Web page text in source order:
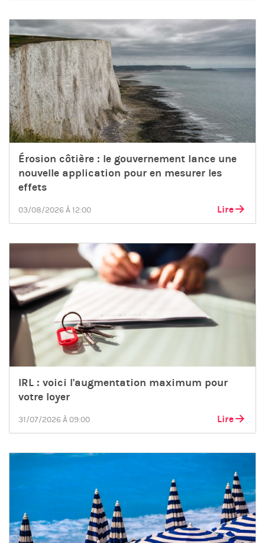
Érosion côtière : le gouvernement lance une
nouvelle application pour en mesurer les
effets
03/08/2026 À 12:00 Lire
IRL : voici l'augmentation maximum pour
votre loyer
31/07/2026 À 09:00 Lire